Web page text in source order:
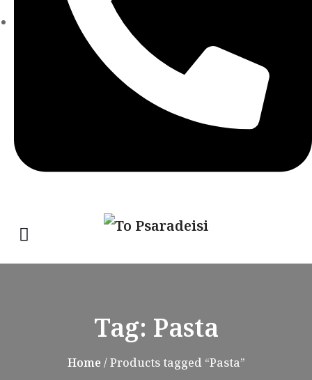
Tag: Pasta
Home / Products tagged “Pasta”